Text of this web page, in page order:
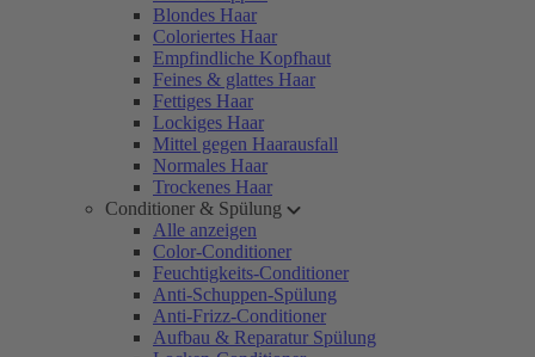
Blondes Haar
Coloriertes Haar
Empfindliche Kopfhaut
Feines & glattes Haar
Fettiges Haar
Lockiges Haar
Mittel gegen Haarausfall
Normales Haar
Trockenes Haar
Conditioner & Spülung
Alle anzeigen
Color-Conditioner
Feuchtigkeits-Conditioner
Anti-Schuppen-Spülung
Anti-Frizz-Conditioner
Aufbau & Reparatur Spülung